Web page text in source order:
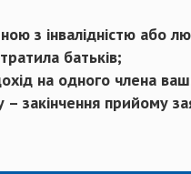
з інвалідністю або
батьків;
на одного члена
закінчення прийому